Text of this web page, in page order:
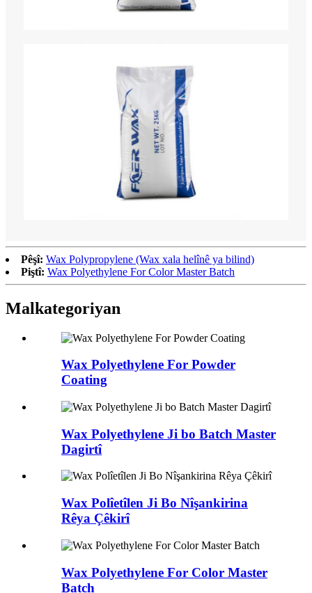
Pêşî: Wax Polypropylene (Wax xala helînê ya bilind)
Piştî: Wax Polyethylene For Color Master Batch
Malkategoriyan
Wax Polyethylene For Powder
Coating
Wax Polyethylene Ji bo Batch Master
Dagirtî
Wax Polîetîlen Ji Bo Nîşankirina
Rêya Çêkirî
Wax Polyethylene For Color Master
Batch